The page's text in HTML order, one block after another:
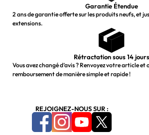
Garantie Étendue
2 ans de garantie offerte sur les produits neufs, et
extensions.
Rétractation sous 14 jours
Vous avez changé d’avis ? Renvoyez votre article et
remboursement de manière simple et rapide !
REJOIGNEZ-NOUS SUR :